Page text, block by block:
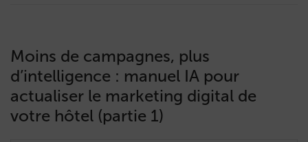
Moins de campagnes, plus
d’intelligence : manuel IA pour
actualiser le marketing digital de
votre hôtel (partie 1)